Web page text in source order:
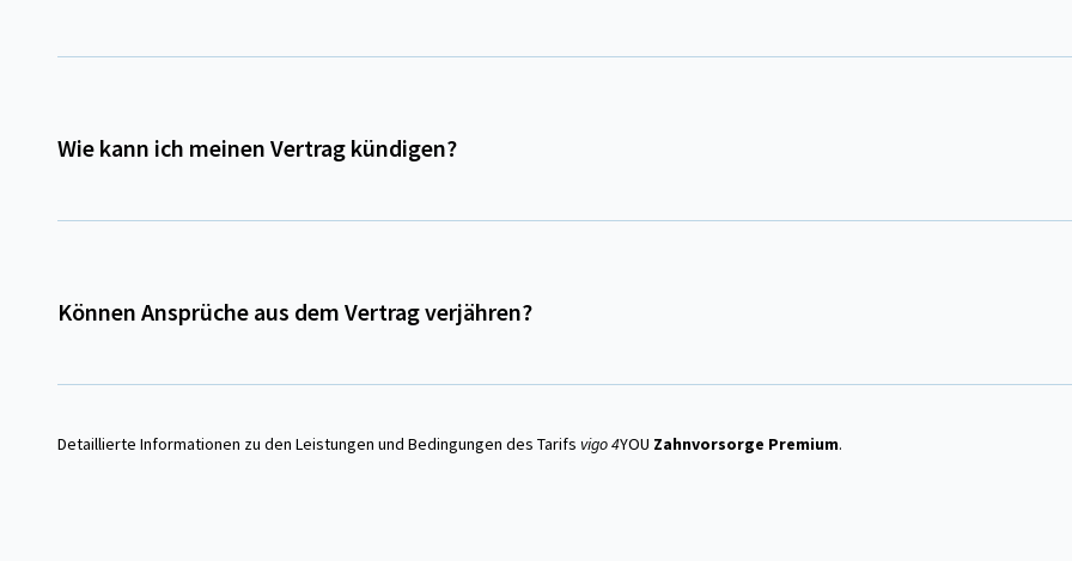
Wie kann ich meinen Vertrag kündigen?
Können Ansprüche aus dem Vertrag verjähren?
Detaillierte Informationen zu den Leistungen und Bedingungen des Tarifs vigo 4YOU Zahnvorsorge Premium.